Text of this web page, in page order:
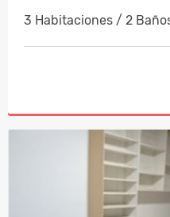
3 Habitaciones / 2